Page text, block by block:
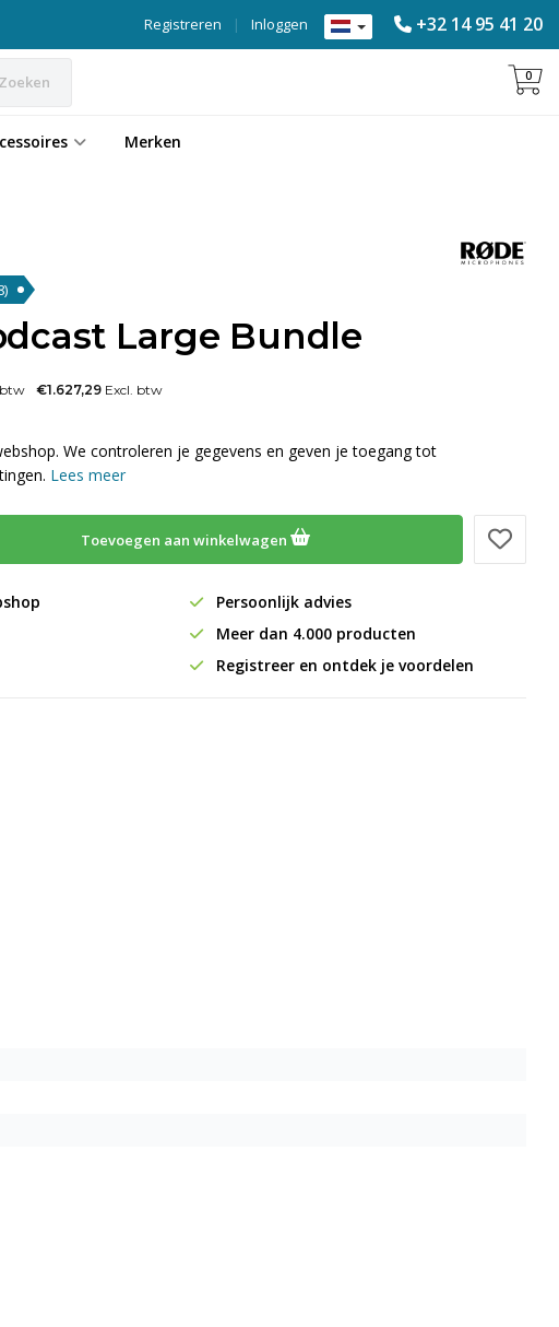
+32 14 95 41 20
Inloggen
|
Registreren
Zoeken 0
Merken
Large Bundle
€1.627,29 Excl. btw
We controleren je gegevens en geven je toegang tot
Lees meer
Toevoegen aan winkelwagen
Persoonlijk advies
Meer dan 4.000 producten
Registreer en ontdek je voordelen